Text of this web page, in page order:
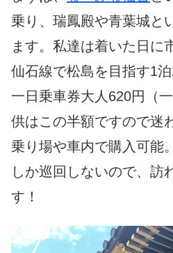
乗り、瑞鳳殿や青葉城と
ます。私達は着いた日に
仙石線で松島を目指す1泊
一日乗車券大人620円（
供はこの半額ですので迷
乗り場や車内で購入可能
しか巡回しないので、訪
す！